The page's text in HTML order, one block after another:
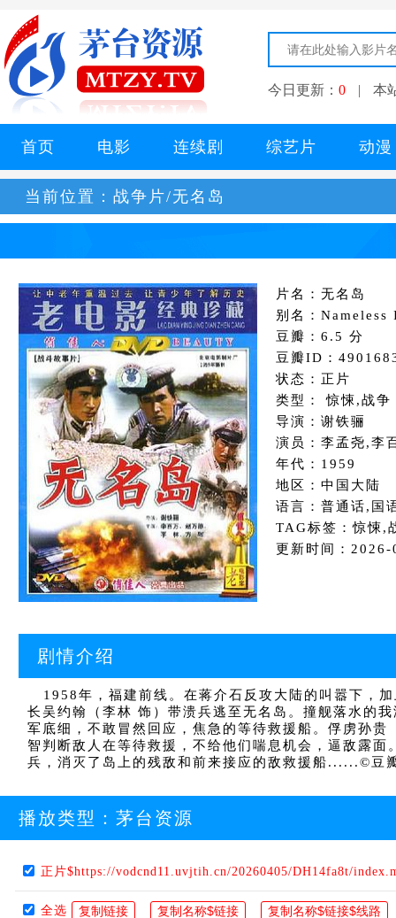
今日更新： 0 | 本
首页 电影 连续剧 综艺片 动漫
当前位置： 战争片/无名岛
片名：无名岛
别名：Nameless
豆瓣：6.5 分
豆瓣ID：
状态：正片
类型： 惊悚,战争
导演：谢铁骊
演员：李孟尧,李
年代：1959
地区：中国大陆
语言：普通话,国
TAG标签：惊悚,
更新时间：
剧情介绍
1958年，福建前线。在蒋介石反攻大陆的叫嚣下，
长吴约翰（李林 饰）带溃兵逃至无名岛。撞舰落水的
军底细，不敢冒然回应，焦急的等待救援船。俘虏孙
智判断敌人在等待救援，不给他们喘息机会，逼敌露
兵，消灭了岛上的残敌和前来接应的敌救援船......©豆
播放类型： 茅台资源
正片$https://vodcnd11.uvjtih.cn/20260405/DH14fa8t/
全选